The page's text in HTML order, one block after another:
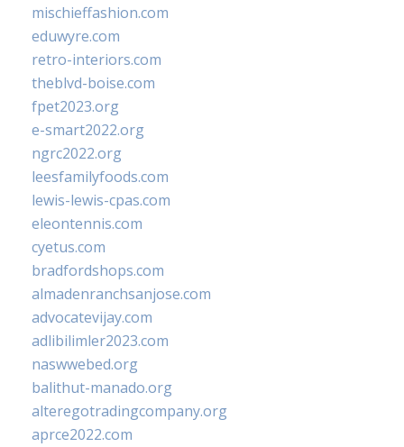
mischieffashion.com
eduwyre.com
retro-interiors.com
theblvd-boise.com
fpet2023.org
e-smart2022.org
ngrc2022.org
leesfamilyfoods.com
lewis-lewis-cpas.com
eleontennis.com
cyetus.com
bradfordshops.com
almadenranchsanjose.com
advocatevijay.com
adlibilimler2023.com
naswwebed.org
balithut-manado.org
alteregotradingcompany.org
aprce2022.com